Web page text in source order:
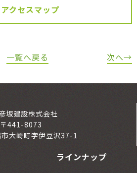
アクセスマップ
一覧へ戻る 次へ→
坂建設株式会社
〒441-8073
大崎町字伊豆沢37-1
ラインナップ